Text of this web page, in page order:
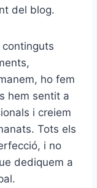
del blog.
ho fem
hem sentit a
i creiem
Tots els
i no
dediquem a